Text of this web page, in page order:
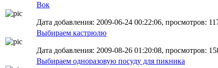
Вок
Дата добавления: 2009-06-24 00:22:06, просмотров:
Выбираем кастрюлю
Дата добавления: 2009-08-26 01:20:08, просмотров:
Выбираем одноразовую посуду для пикника